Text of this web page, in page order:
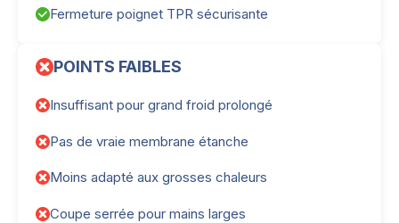
Fermeture poignet TPR sécurisante
POINTS FAIBLES
Insuffisant pour grand froid prolongé
Pas de vraie membrane étanche
Moins adapté aux grosses chaleurs
Coupe serrée pour mains larges